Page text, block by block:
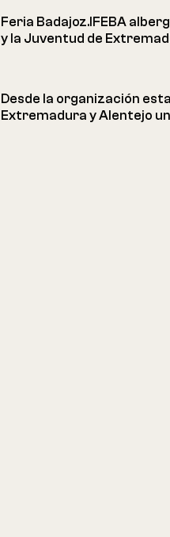
Feria Badajoz.IFEBA
y la Juventud de
Desde la organización
Extremadura y Alentejo